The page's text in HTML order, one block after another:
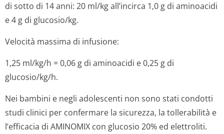
di sotto di 14 anni: 20 ml/kg all’incirca 1,0 g di aminoacidi
e 4 g di glucosio/kg.
Velocità massima di infusione:
1,25 ml/kg/h = 0,06 g di aminoacidi e 0,25 g di
glucosio/kg/h.
Nei bambini e negli adolescenti non sono stati condotti
studi clinici per confermare la sicurezza, la tollerabilità e
l’efficacia di AMINOMIX con glucosio 20% ed elettroliti.